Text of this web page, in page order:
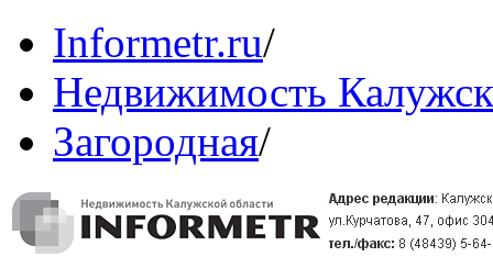
Informetr.ru/
Недвижимость
Загородная/